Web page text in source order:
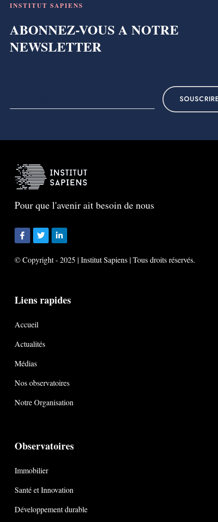
INSTITUT SAPIENS
ABONNEZ-VOUS A NOTRE
NEWSLETTER
Pour que l'avenir ait besoin de nous
© Copyright - 2025 | Institut Sapiens | Tous droits réservés.
Liens rapides
Accueil
Actualités
Médias
Nos observatoires
Notre Organisation
Observatoires
Immobilier
Santé et Innovation
Développement durable